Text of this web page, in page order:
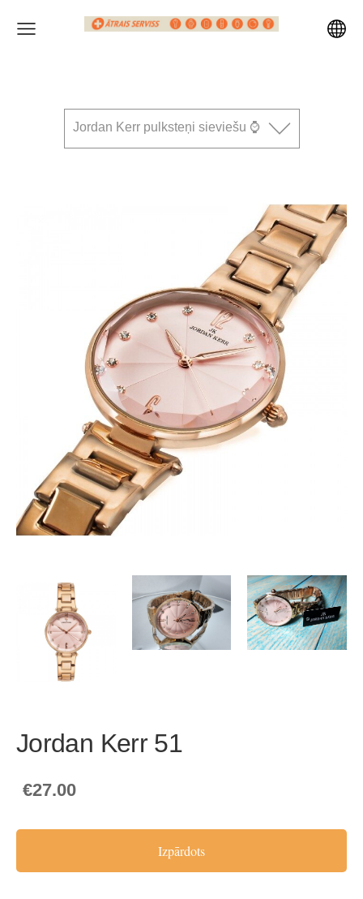
Jordan Kerr pulksteņi sieviešu ⌚
Jordan Kerr 51
€27.00
Izpārdots